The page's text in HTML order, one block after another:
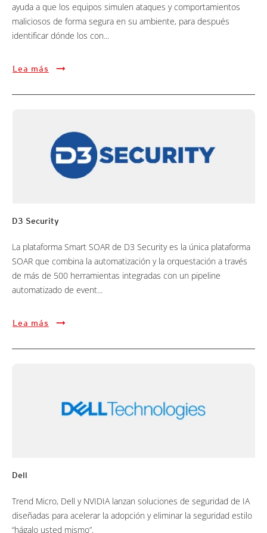
ayuda a que los equipos simulen ataques y comportamientos
maliciosos de forma segura en su ambiente, para después
identificar dónde los con...
Lea más
D3 Security
La plataforma Smart SOAR de D3 Security es la única plataforma
SOAR que combina la automatización y la orquestación a través
de más de 500 herramientas integradas con un pipeline
automatizado de event...
Lea más
Dell
Trend Micro, Dell y NVIDIA lanzan soluciones de seguridad de IA
diseñadas para acelerar la adopción y eliminar la seguridad estilo
“hágalo usted mismo”.